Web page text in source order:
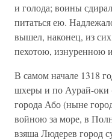
и голода; воины
питаться ею.
вышел, наконец, из
пехотою, изнуренною
В самом начале 1318
шхеры и по Аурай-оки
города Або (ныне
войною за море, в
взяша Людерев город